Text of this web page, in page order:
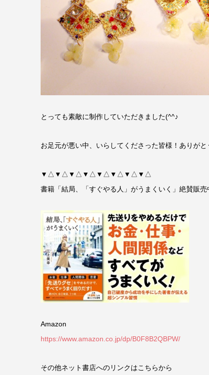
とっても素敵に制作していただきました(^^♪
お足元が悪い中、いらしてくださった皆様！ありがと
▼△▼△▼△▼△▼△▼△▼△▼△
書籍「結局、「すぐやる人」がうまくいく」絶賛販売
Amazon
https://www.amazon.co.jp/dp/B0F8B2QBPW/
その他ネット書店へのリンクはこちらから